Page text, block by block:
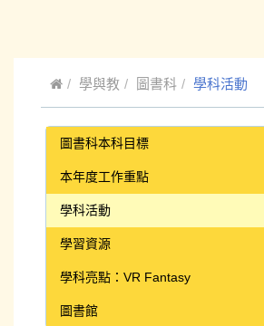
學與教 圖書科 學科活動
圖書科本科目標
本年度工作重點
學科活動
學習資源
學科亮點：VR Fantasy
圖書館